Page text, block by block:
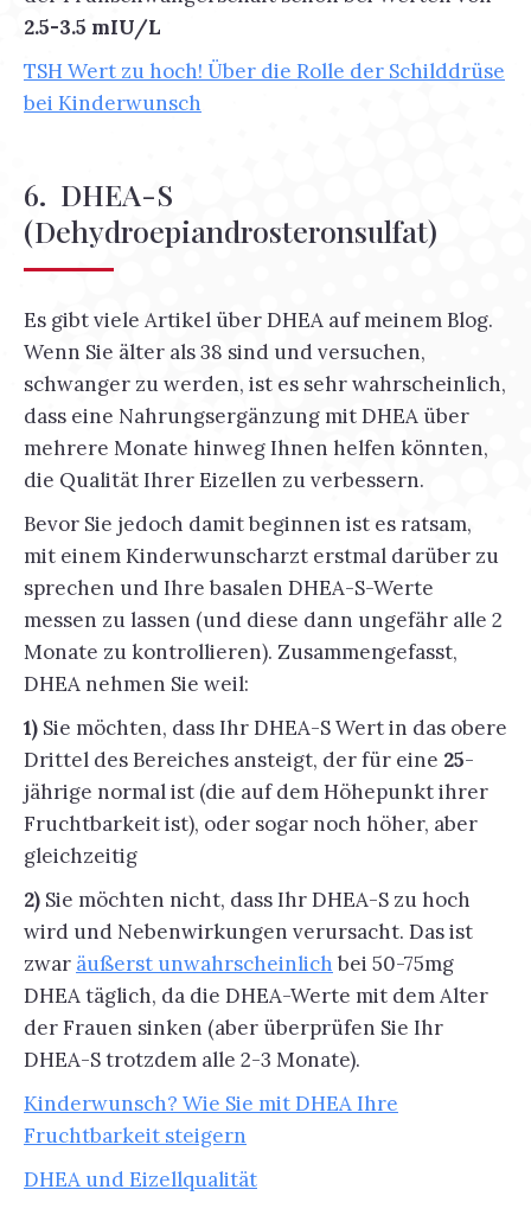
2.5-3.5 mIU/L
TSH Wert zu hoch! Über die Rolle der Schilddrüse
bei Kinderwunsch
6. DHEA-S
(Dehydroepiandrosteronsulfat)
Es gibt viele Artikel über DHEA auf meinem Blog.
Wenn Sie älter als 38 sind und versuchen,
schwanger zu werden, ist es sehr wahrscheinlich,
dass eine Nahrungsergänzung mit DHEA über
mehrere Monate hinweg Ihnen helfen könnten,
die Qualität Ihrer Eizellen zu verbessern.
Bevor Sie jedoch damit beginnen ist es ratsam,
mit einem Kinderwunscharzt erstmal darüber zu
sprechen und Ihre basalen DHEA-S-Werte
messen zu lassen (und diese dann ungefähr alle 2
Monate zu kontrollieren). Zusammengefasst,
DHEA nehmen Sie weil:
1) Sie möchten, dass Ihr DHEA-S Wert in das obere
Drittel des Bereiches ansteigt, der für eine 25-
jährige normal ist (die auf dem Höhepunkt ihrer
Fruchtbarkeit ist), oder sogar noch höher, aber
gleichzeitig
2) Sie möchten nicht, dass Ihr DHEA-S zu hoch
wird und Nebenwirkungen verursacht. Das ist
zwar äußerst unwahrscheinlich bei 50-75mg
DHEA täglich, da die DHEA-Werte mit dem Alter
der Frauen sinken (aber überprüfen Sie Ihr
DHEA-S trotzdem alle 2-3 Monate).
Kinderwunsch? Wie Sie mit DHEA Ihre
Fruchtbarkeit steigern
DHEA und Eizellqualität